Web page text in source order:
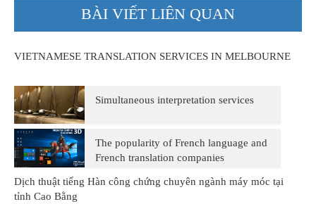
BÀI VIẾT LIÊN QUAN
VIETNAMESE TRANSLATION SERVICES IN MELBOURNE
Simultaneous interpretation services
The popularity of French language and
French translation companies
Dịch thuật tiếng Hàn công chứng chuyên ngành máy móc tại
tỉnh Cao Bằng